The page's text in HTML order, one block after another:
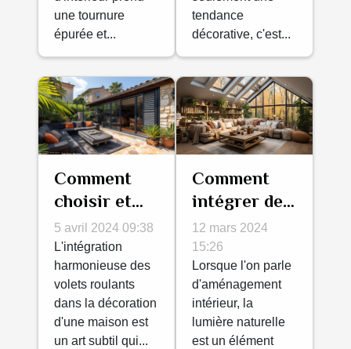
une tournure
épurée et...
tendance
décorative, c'est...
Comment
choisir et
intégrer des
volets
roulants
dans la
décoration
de votre
5 avril 2024 09:38
L'intégration
harmonieuse des
volets roulants
dans la décoration
d'une maison est
un art subtil qui...
Comment
intégrer des
fenêtres de
toit dans
votre
décoration
intérieure ?
12 mars 2024
15:26
Lorsque l'on parle
d'aménagement
intérieur, la
lumière naturelle
est un élément